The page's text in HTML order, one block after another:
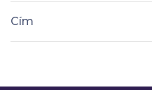
Cím